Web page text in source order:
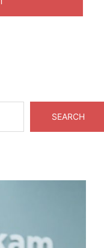
SEARCH